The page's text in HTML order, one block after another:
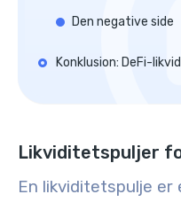
Den negative side
Konklusion: DeFi-
Likviditetspuljer
En likviditetspulje